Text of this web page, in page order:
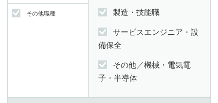
その他職種 製造・技能職
サービスエンジニア・設
備保全
その他／機械・電気電
子・半導体